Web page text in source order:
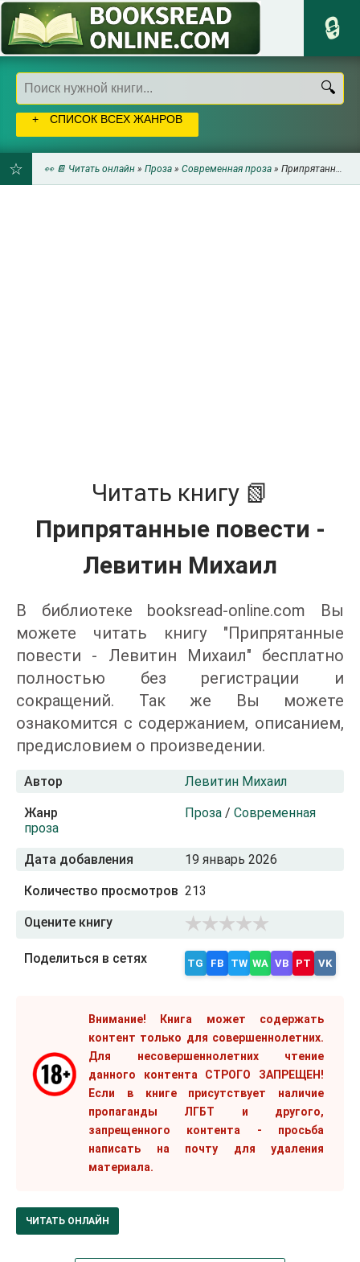
СПИСОК ВСЕХ ЖАНРОВ
👀 📔 Читать онлайн » Проза » Современная проза » Припрятанные повести - Левитин Михаил
Читать книгу 📗
Припрятанные повести -
Левитин Михаил
В библиотеке booksread-online.com Вы
можете читать книгу "Припрятанные
повести - Левитин Михаил" бесплатно
полностью без регистрации и
сокращений. Так же Вы можете
ознакомится с содержанием, описанием,
предисловием о произведении.
Автор Левитин Михаил
Жанр Проза / Современная
проза
Дата добавления 19 январь 2026
Количество просмотров 213
Оцените книгу
Поделиться в сетях TG FB TW WA VB PT VK
Внимание! Книга может содержать
контент только для совершеннолетних.
Для несовершеннолетних чтение
данного контента СТРОГО ЗАПРЕЩЕН!
Если в книге присутствует наличие
пропаганды ЛГБТ и другого,
запрещенного контента - просьба
написать на почту для удаления
материала.
ЧИТАТЬ ОНЛАЙН